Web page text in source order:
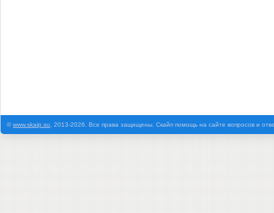
©www.skaip.su, 2013-2026. Все права защищены. Скайп помощь на сайте вопросов и